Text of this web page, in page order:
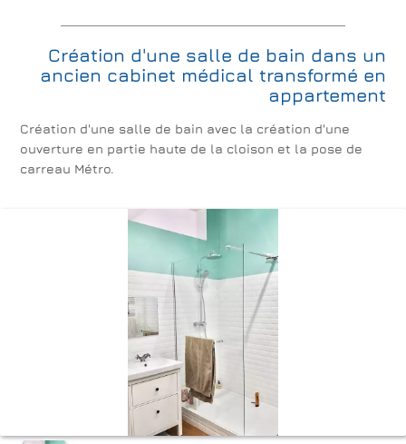
Platrerie Isolation
Rénovations de sols
Décoration Revêtements Peinture
Création d'une salle de bain dans un
ancien cabinet médical transformé en
appartement
Création d'une salle de bain avec la création d'une
ouverture en partie haute de la cloison et la pose de
carreau Métro.